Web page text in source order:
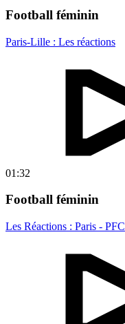
Football féminin
Paris-Lille : Les réactions
01:32
Football féminin
Les Réactions : Paris - PFC